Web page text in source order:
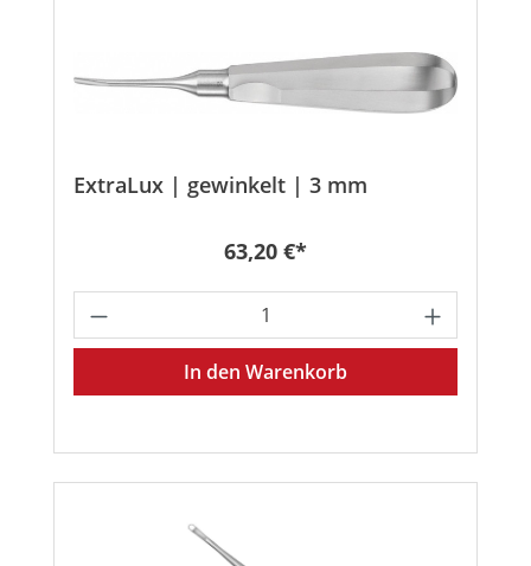
ExtraLux | gewinkelt | 3 mm
Regulärer Preis:
63,20 €*
Produkt Anzahl: Gib den
In den Warenkorb